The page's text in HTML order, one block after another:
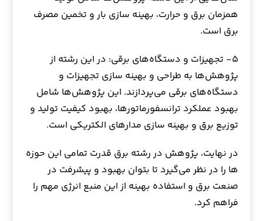
همزمان برق و حرارت، بهینه سازی بار و تخمین مصرف
برق است.
۵- تجهیزات و دستگاه‌های برقی: در این رشته از
پژوهش‌ها به طراحی و بهینه سازی تجهیزات و
دستگاه‌های برقی می‌پردازند. این پژوهش‌ها شامل
بهبود عملکرد ترانسفورماتورها، بهبود کیفیت تولید و
توزیع برق و بهینه سازی مدارهای الکتریکی است.
در نهایت، پژوهش در رشته برق قدرت تمامی این حوزه
ها را در نظر می‌گیرد تا بتوان بهبود و پیشرفت در
صنعت برق و استفاده بهینه از این منبع انرژی مهم را
فراهم کرد.